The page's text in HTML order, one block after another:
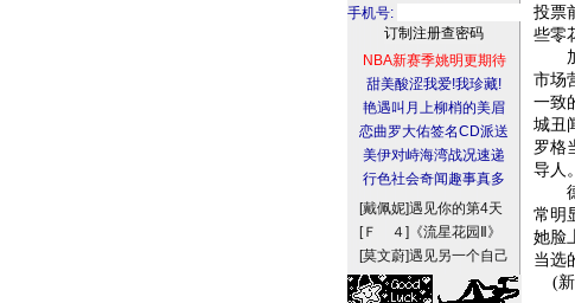
手机号:
NBA新赛季姚明更期待
甜美酸涩我爱!我珍藏!
艳遇叫月上柳梢的美眉
恋曲罗大佑签名CD派送
美伊对峙海湾战况速递
行色社会奇闻趣事真多
[戴佩妮]遇见你的第4天
[Ｆ ４] 《流星花园Ⅱ》
[莫文蔚]遇见另一个自己
投票
些零
加
市场
一致
城丑
罗格
导人。
德
常明
她脸
当选
(新